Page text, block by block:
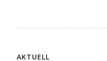
AKTUELL